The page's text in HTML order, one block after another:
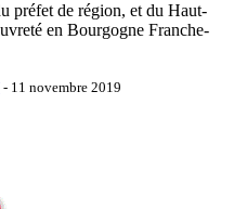
préfet de région, et du Haut-
en Bourgogne Franche-
- 11 novembre 2019